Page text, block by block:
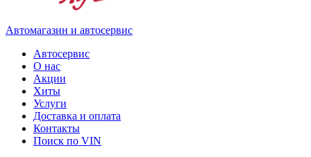
Автомагазин и автосервис
Автосервис
О нас
Акции
Хиты
Услуги
Доставка и оплата
Контакты
Поиск по VIN